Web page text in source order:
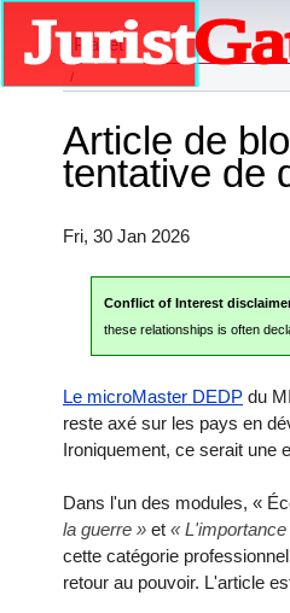
Planet
Article de
tentative de
Fri, 30 Jan 2026
Conflict of Interest
these relationships is often
Le microMaster DEDP du
reste axé sur les pays en
Ironiquement, ce serait une
Dans l'un des modules, «
la guerre » et «
cette catégorie
retour au pouvoir. L'article